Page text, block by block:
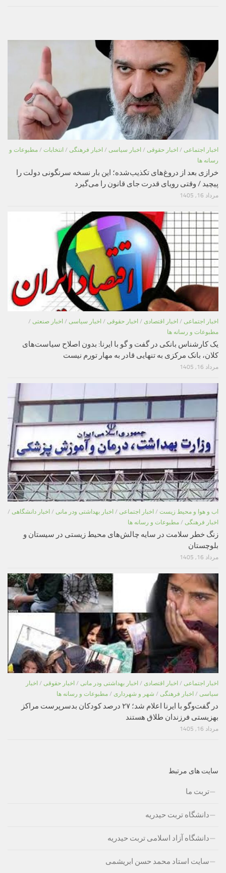
اخبار اجتماعی / اخبار حقوقی / اخبار سیاسی / اخبار فرهنگی / انتخابات / مطبوعات و
رسانه ها
خرازی بعد از دروغ‌های تکذیب‌شده؛ این بار نسخه سرنگونی دولت را
پیچید / وقتی رویای قدرت جای قانون را می‌گیرد
مرداد 16, 1405
اخبار اجتماعی / اخبار اقتصادی / اخبار حقوقی / اخبار سیاسی / اخبار صنعتی /
مطبوعات و رسانه ها
یک کارشناس بانکی در گفت و گو با ایرنا: بدون اصلاح سیاست‌های
کلان، بانک مرکزی به تنهایی قادر به مهار تورم نیست
مرداد 16, 1405
اب و هوا و محیط زیست / اخبار اجتماعی / اخبار بهداشتی ودر مانی / اخبار دانشگاهی /
اخبار فرهنگی / مطبوعات و رسانه ها
زنگ خطر سلامت در سایه چالش‌های محیط زیستی در سیستان و
بلوچستان
مرداد 16, 1405
اخبار اجتماعی / اخبار اقتصادی / اخبار بهداشتی ودر مانی / اخبار حقوقی / اخبار
سیاسی / اخبار فرهنگی / شهر و شهرداری / مطبوعات و رسانه ها
در گفت‌وگو با ایرنا اعلام شد؛ ۲۷ درصد کودکان بدسرپرست مراکز
بهزیستی فرزندان طلاق هستند
مرداد 16, 1405
سایت های مرتبط
تربت ما
دانشگاه تربت حیدریه
دانشگاه آزاد اسلامی تربت حیدریه
سایت استاد محمد حسن ابریشمی